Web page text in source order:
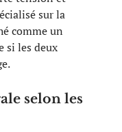
sur la
comme un
si les deux
selon les